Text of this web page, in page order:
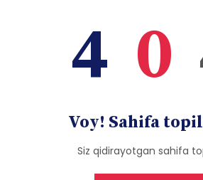
4 0
Voy! Sahifa
Siz qidirayotgan sahifa